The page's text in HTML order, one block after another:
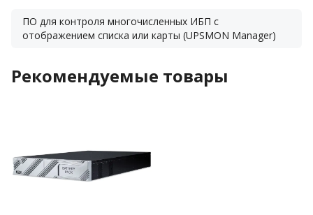
ПО для контроля многочисленных ИБП с
отображением списка или карты (UPSMON Manager)
Рекомендуемые товары